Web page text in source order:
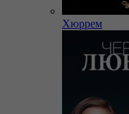
Хюррем